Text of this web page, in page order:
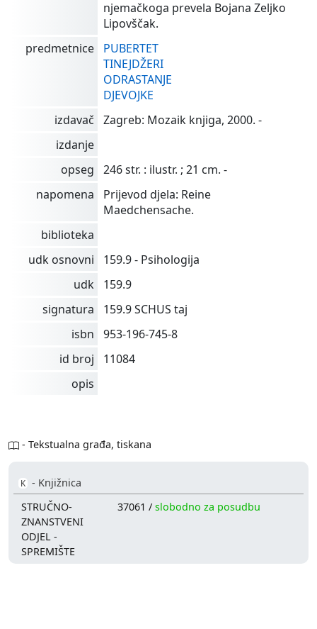
njemačkoga prevela Bojana Zeljko
Lipovščak.
predmetnice
PUBERTET
TINEJDŽERI
ODRASTANJE
DJEVOJKE
izdavač
Zagreb: Mozaik knjiga, 2000. -
izdanje
opseg
246 str. : ilustr. ; 21 cm. -
napomena
Prijevod djela: Reine
Maedchensache.
biblioteka
udk osnovni
159.9 - Psihologija
udk
159.9
signatura
159.9 SCHUS taj
isbn
953-196-745-8
id broj
11084
opis
- Tekstualna građa, tiskana
K - Knjižnica
STRUČNO-
ZNANSTVENI
ODJEL -
SPREMIŠTE
37061 /slobodno za posudbu